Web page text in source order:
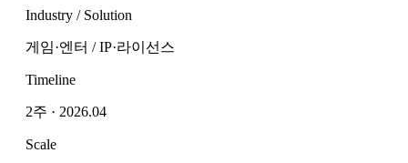
Industry / Solution
게임·엔터 / IP·라이선스
Timeline
2주 · 2026.04
Scale